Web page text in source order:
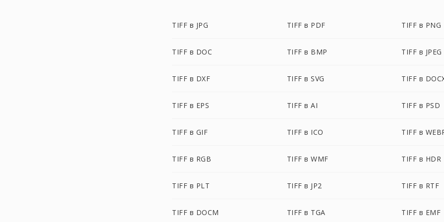
TIFF в JPG TIFF в PDF TIFF в PNG
TIFF в DOC TIFF в BMP TIFF в JPEG
TIFF в DXF TIFF в SVG TIFF в
TIFF в EPS TIFF в AI TIFF в PSD
TIFF в GIF TIFF в ICO TIFF в
TIFF в RGB TIFF в WMF TIFF в HDR
TIFF в PLT TIFF в JP2 TIFF в RTF
TIFF в DOCM TIFF в TGA TIFF в EMF